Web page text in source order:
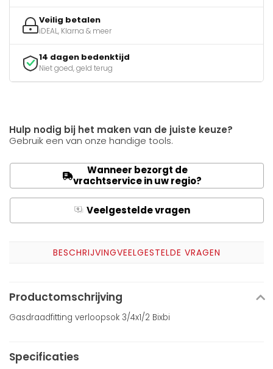
Veilig betalen
iDEAL, Klarna & meer
14 dagen bedenktijd
Niet goed, geld terug
Hulp nodig bij het maken van de juiste keuze?
Gebruik een van onze handige tools.
Wanneer bezorgt de
vrachtservice in uw regio?
Q Veelgestelde vragen
BESCHRIJVINGVEELGESTELDE VRAGEN
Productomschrijving
Gasdraadfitting verloopsok 3/4x1/2 Bixbi
Specificaties